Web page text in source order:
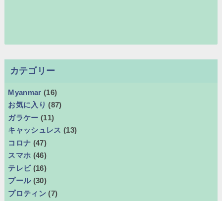
カテゴリー
Myanmar (16)
お気に入り (87)
ガラケー (11)
キャッシュレス (13)
コロナ (47)
スマホ (46)
テレビ (16)
プール (30)
プロティン (7)